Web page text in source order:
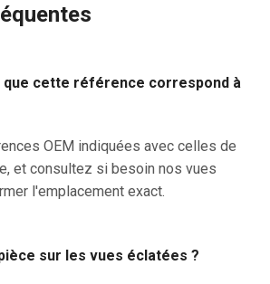
cette référence correspond à
OEM indiquées avec celles de
et consultez si besoin nos vues
l'emplacement exact.
sur les vues éclatées ?